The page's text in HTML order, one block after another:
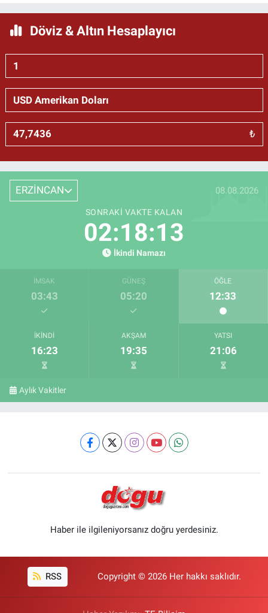
Döviz & Altın Hesaplayıcı
₺
ERZİNCAN 08.08.2026
SONRAKI VAKTE KALAN
02:18:12
İkindi Namazı
İMSAK
03:43
GÜNEŞ
05:20
ÖĞLE
12:33
İKINDI
16:23
AKŞAM
19:35
YATSI
21:06
Aylık Vakitler
Haber ile ilgileniyorsanız doğru yerdesiniz.
RSS Copyright © 2026 Her hakkı saklıdır.